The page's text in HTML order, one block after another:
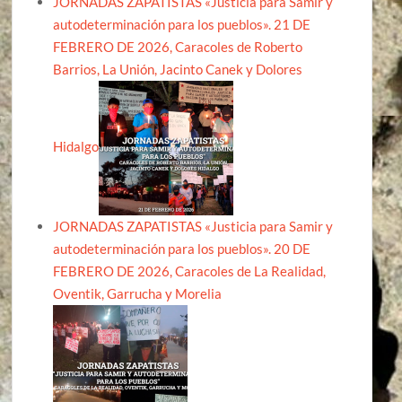
autodeterminación para los pueblos». 21 DE
FEBRERO DE 2026, Caracoles de Roberto
Barrios, La Unión, Jacinto Canek y Dolores
Hidalgo
JORNADAS ZAPATISTAS «Justicia para Samir y
autodeterminación para los pueblos». 20 DE
FEBRERO DE 2026, Caracoles de La Realidad,
Oventik, Garrucha y Morelia